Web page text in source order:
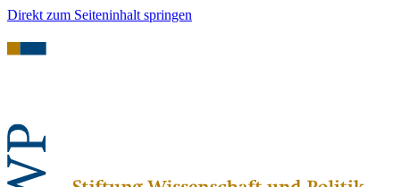
Direkt zum Seiteninhalt springen